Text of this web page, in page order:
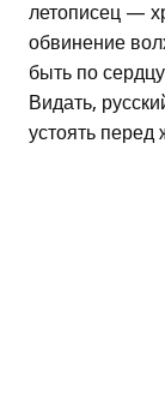
летописец —
обвинение
быть по
Видать,
устоять